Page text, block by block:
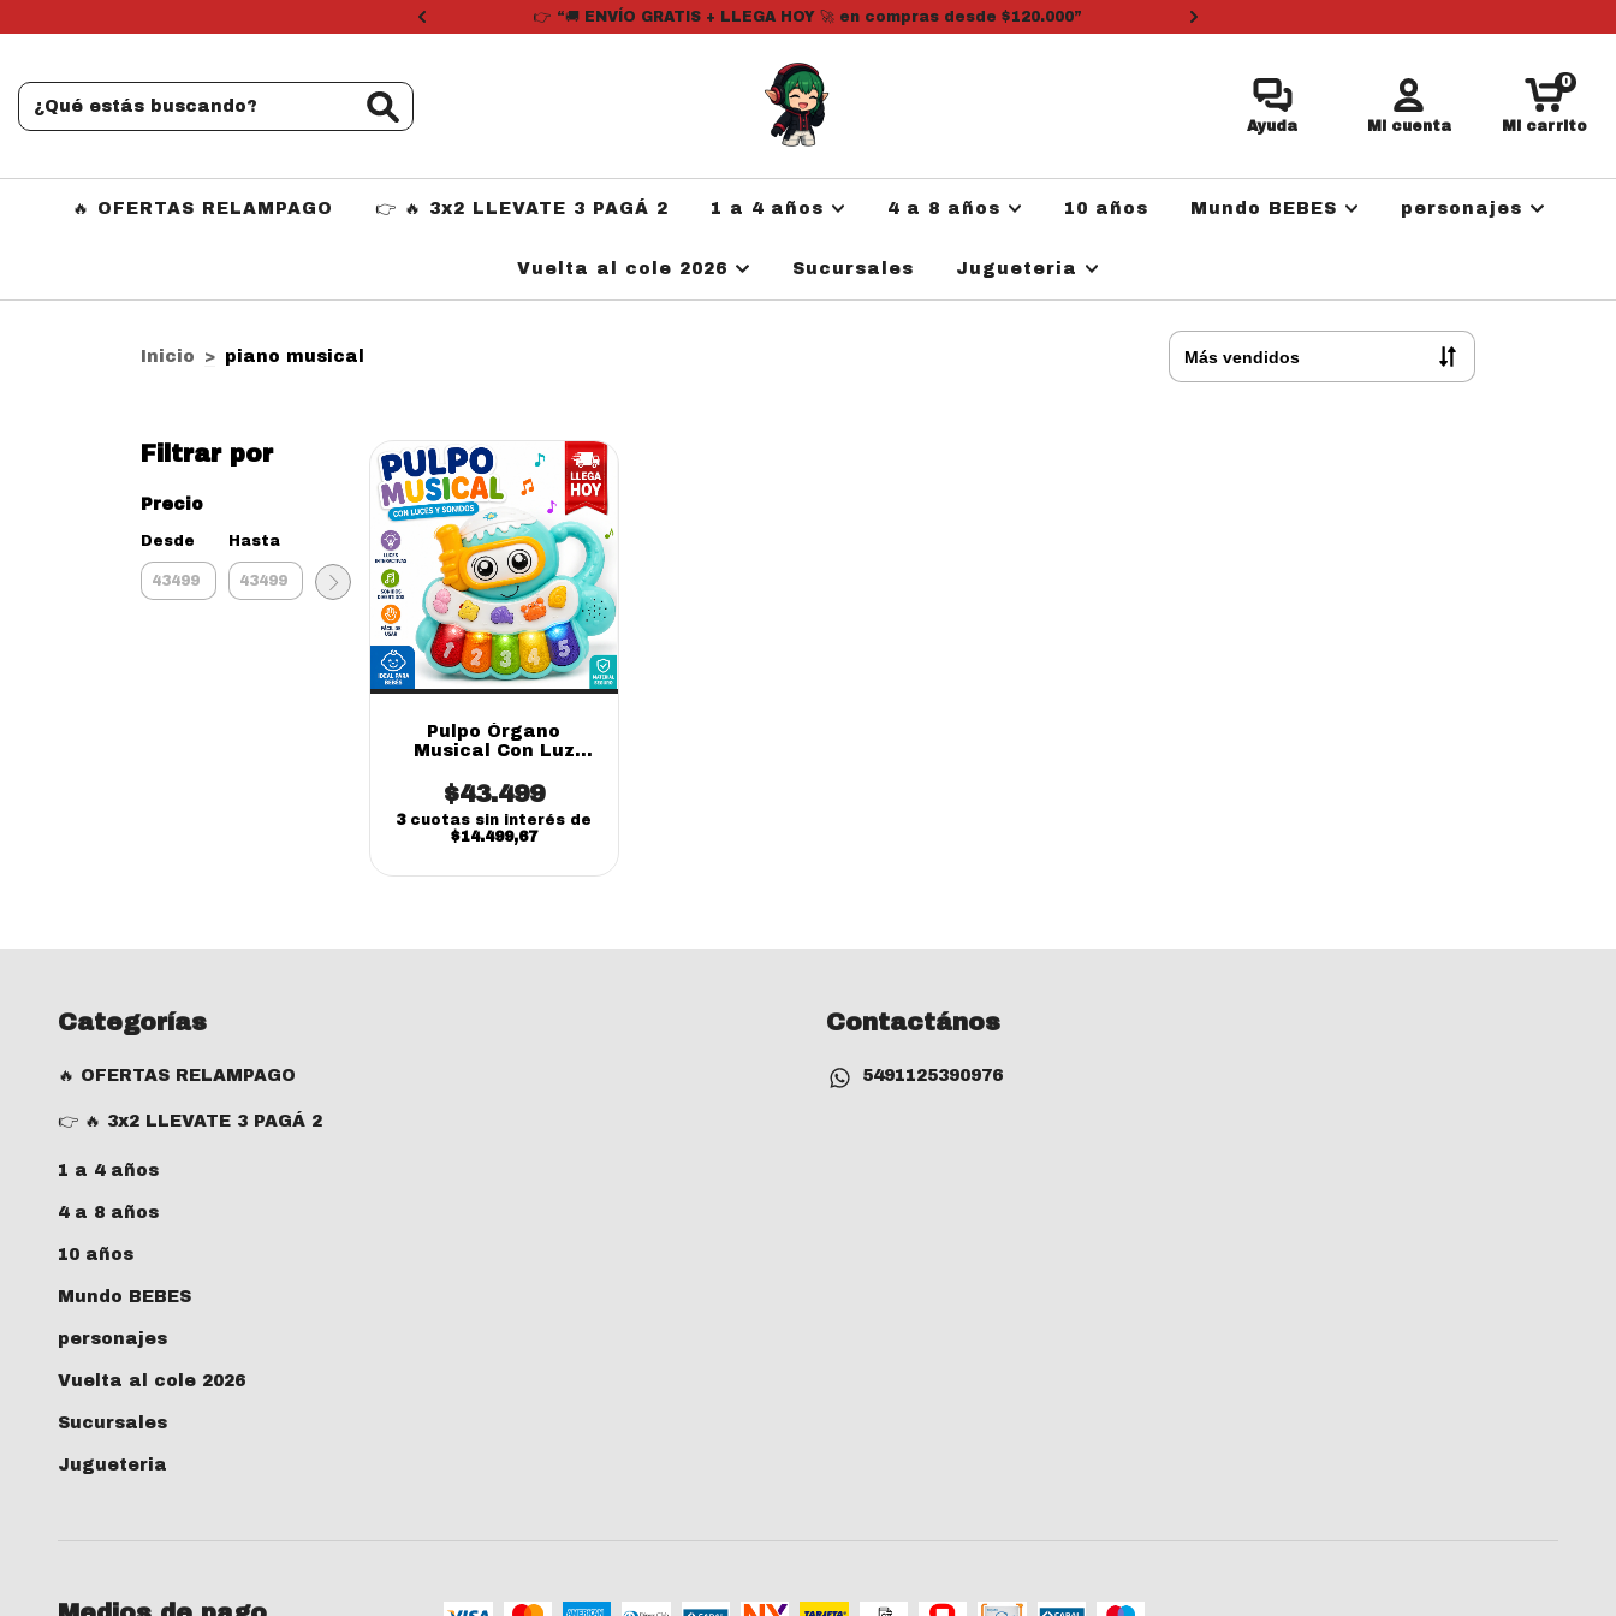
👉 “🚚 ENVÍO GRATIS + LLEGA HOY 🚀 en compras desde $120.000”
Ayuda Mi cuenta Mi carrito
0
🔥 OFERTAS RELAMPAGO 👉 🔥 3x2 LLEVATE 3 PAGÁ 2 1 a 4 años 4 a 8 años 10 años Mundo BEBES personajes
Vuelta al cole 2026 Sucursales Jugueteria
Inicio > piano musical
Filtrar por
Precio
Desde Hasta
Pulpo Órgano
Musical Con Luz
Bebés
$43.499
3 cuotas sin interés de
$14.499,67
Categorías
🔥 OFERTAS RELAMPAGO
👉 🔥 3x2 LLEVATE 3 PAGÁ 2
1 a 4 años
4 a 8 años
10 años
Mundo BEBES
personajes
Vuelta al cole 2026
Sucursales
Jugueteria
Contactános
5491125390976